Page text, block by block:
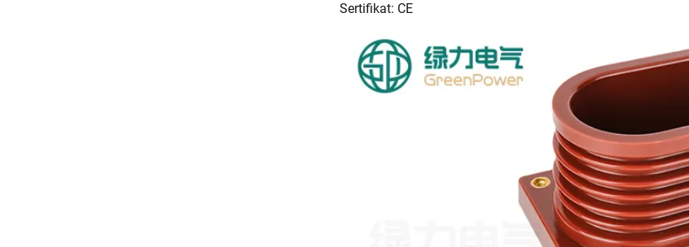
Sertifikat: CE